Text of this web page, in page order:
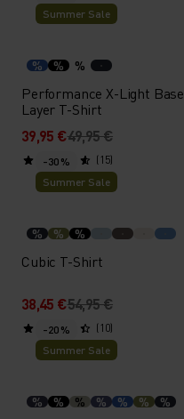
Summer Sale
% % %
Performance X-Light Base
Layer T-Shirt
39,95 €49,95 €
(15)
-30 %
Summer Sale
% % %
Cubic T-Shirt
38,45 €54,95 €
(10)
-20 %
Summer Sale
% % % % % % %